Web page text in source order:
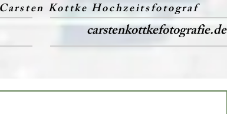
Carsten Kottke Hochzeitsfotograf
carstenkottkefotografie.de